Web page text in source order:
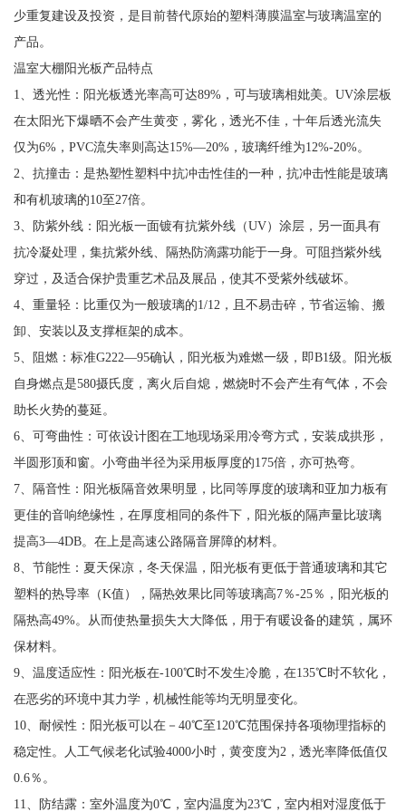
少重复建设及投资，是目前替代原始的塑料薄膜温室与玻璃温室的
产品。
温室大棚阳光板产品特点
1、透光性：阳光板透光率高可达89%，可与玻璃相妣美。UV涂层板
在太阳光下爆晒不会产生黄变，雾化，透光不佳，十年后透光流失
仅为6%，PVC流失率则高达15%—20%，玻璃纤维为12%-20%。
2、抗撞击：是热塑性塑料中抗冲击性佳的一种，抗冲击性能是玻璃
和有机玻璃的10至27倍。
3、防紫外线：阳光板一面镀有抗紫外线（UV）涂层，另一面具有
抗冷凝处理，集抗紫外线、隔热防滴露功能于一身。可阻挡紫外线
穿过，及适合保护贵重艺术品及展品，使其不受紫外线破坏。
4、重量轻：比重仅为一般玻璃的1/12，且不易击碎，节省运输、搬
卸、安装以及支撑框架的成本。
5、阻燃：标准G222—95确认，阳光板为难燃一级，即B1级。阳光板
自身燃点是580摄氏度，离火后自熄，燃烧时不会产生有气体，不会
助长火势的蔓延。
6、可弯曲性：可依设计图在工地现场采用冷弯方式，安装成拱形，
半圆形顶和窗。小弯曲半径为采用板厚度的175倍，亦可热弯。
7、隔音性：阳光板隔音效果明显，比同等厚度的玻璃和亚加力板有
更佳的音响绝缘性，在厚度相同的条件下，阳光板的隔声量比玻璃
提高3—4DB。在上是高速公路隔音屏障的材料。
8、节能性：夏天保凉，冬天保温，阳光板有更低于普通玻璃和其它
塑料的热导率（K值），隔热效果比同等玻璃高7％-25％，阳光板的
隔热高49%。从而使热量损失大大降低，用于有暖设备的建筑，属环
保材料。
9、温度适应性：阳光板在-100℃时不发生冷脆，在135℃时不软化，
在恶劣的环境中其力学，机械性能等均无明显变化。
10、耐候性：阳光板可以在－40℃至120℃范围保持各项物理指标的
稳定性。人工气候老化试验4000小时，黄变度为2，透光率降低值仅
0.6％。
11、防结露：室外温度为0℃，室内温度为23℃，室内相对湿度低于